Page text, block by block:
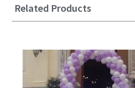
Related Products